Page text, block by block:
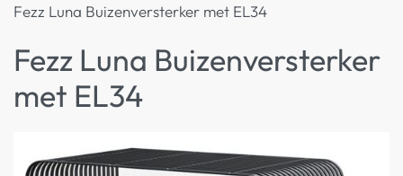
Fezz Luna Buizenversterker met EL34
Fezz Luna Buizenversterker
met EL34